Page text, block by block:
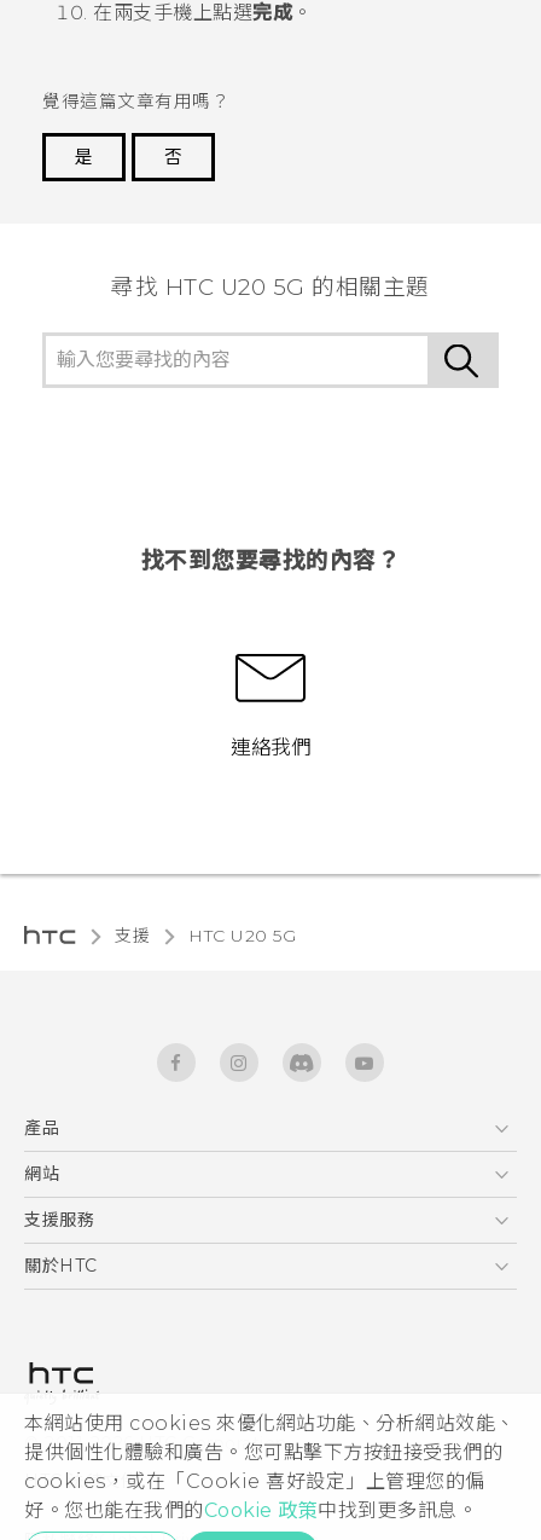
本網站使用 cookies 來優化網站功能、分析網站效能、
提供個性化體驗和廣告。您可點擊下方按鈕接受我們的
cookies，或在「Cookie 喜好設定」上管理您的偏
好。您也能在我們的Cookie 政策中找到更多訊息。
在兩支手機上點選完成。
覺得這篇文章有用嗎？
是
否
尋找 ‎HTC U20 5G 的相關主題
找不到您要尋找的內容？
連絡我們
支援 ‎HTC U20 5G‎
產品
5G
智能手機
區塊鍊手機
網站
HTC Dev
HTC Research
支援服務
服務中心
關於HTC
私隱政策
產品安全
加入HTC
Security and Privacy Whitepaper
© 2011-2026 HTC Corporation
HTC 法律文件